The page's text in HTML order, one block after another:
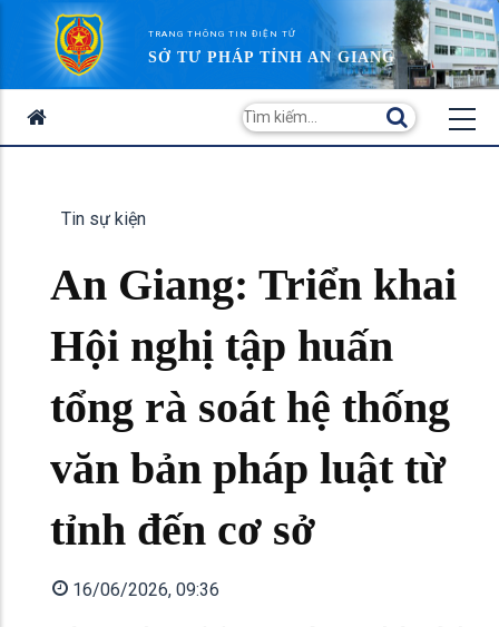
TRANG THÔNG TIN ĐIỆN TỬ
SỞ TƯ PHÁP TỈNH AN GIANG
Tin sự kiện
An Giang: Triển khai
Hội nghị tập huấn
tổng rà soát hệ thống
văn bản pháp luật từ
tỉnh đến cơ sở
16/06/2026, 09:36